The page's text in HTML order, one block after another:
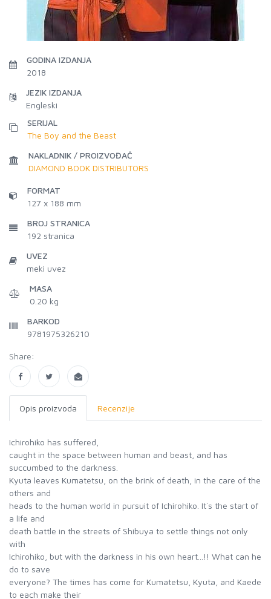
GODINA IZDANJA
2018
JEZIK IZDANJA
Engleski
SERIJAL
The Boy and the Beast
NAKLADNIK / PROIZVOĐAČ
DIAMOND BOOK DISTRIBUTORS
FORMAT
127 x 188 mm
BROJ STRANICA
192 stranica
UVEZ
meki uvez
MASA
0.20 kg
BARKOD
9781975326210
Share:
Opis proizvoda Recenzije
Ichirohiko has suffered,
caught in the space between human and beast, and has
succumbed to the darkness.
Kyuta leaves Kumatetsu, on the brink of death, in the care of the
others and
heads to the human world in pursuit of Ichirohiko. It`s the start of
a life and
death battle in the streets of Shibuya to settle things not only
with
Ichirohiko, but with the darkness in his own heart...!! What can he
do to save
everyone? The times has come for Kumatetsu, Kyuta, and Kaede
to each make their